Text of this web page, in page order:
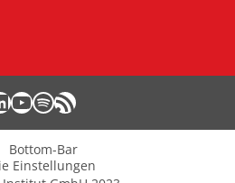
YouTube
Spotify
RSS-Feed
Bottom-Bar
Einstellungen